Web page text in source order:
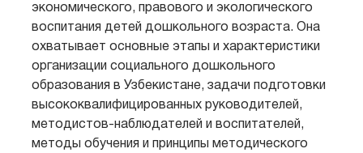
экономического, правового и экологического
воспитания детей дошкольного возраста. Она
охватывает основные этапы и характеристики
организации социального дошкольного
образования в Узбекистане, задачи подготовки
высококвалифицированных руководителей,
методистов-наблюдателей и воспитателей,
методы обучения и принципы методического